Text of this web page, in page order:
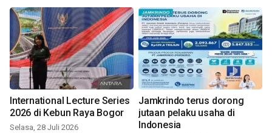
International Lecture Series
2026 di Kebun Raya Bogor
Selasa, 28 Juli 2026
Jamkrindo terus dorong
jutaan pelaku usaha di
Indonesia